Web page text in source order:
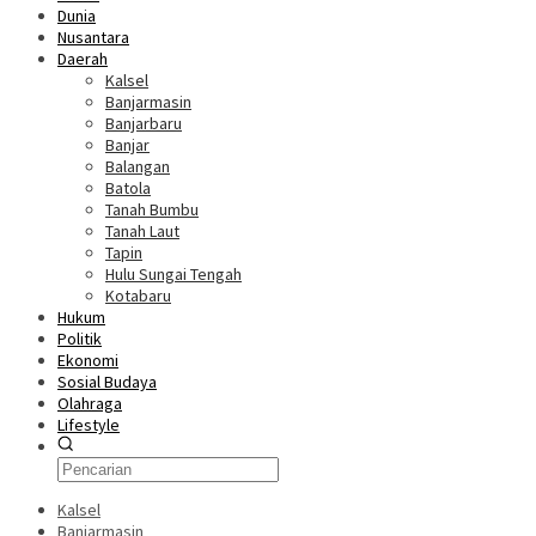
Dunia
Nusantara
Daerah
Kalsel
Banjarmasin
Banjarbaru
Banjar
Balangan
Batola
Tanah Bumbu
Tanah Laut
Tapin
Hulu Sungai Tengah
Kotabaru
Hukum
Politik
Ekonomi
Sosial Budaya
Olahraga
Lifestyle
Kalsel
Banjarmasin